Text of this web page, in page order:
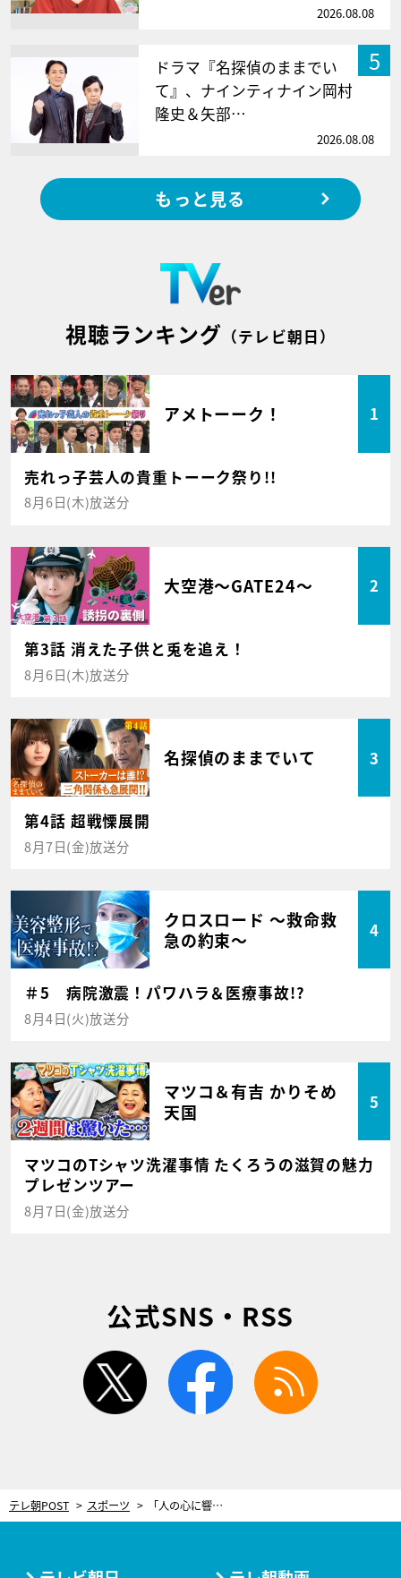
2026.08.08
5
ドラマ『名探偵のままでい
て』、ナインティナイン岡村
隆史＆矢部…
2026.08.08
もっと見る
視聴ランキング （テレビ朝日）
アメトーーク！ 1
売れっ子芸人の貴重トーーク祭り!!
8月6日(木)放送分
大空港～GATE24～ 2
第3話 消えた子供と兎を追え！
8月6日(木)放送分
名探偵のままでいて 3
第4話 超戦慄展開
8月7日(金)放送分
クロスロード ～救命救
急の約束～
4
＃5 病院激震！パワハラ＆医療事故!?
8月4日(火)放送分
マツコ＆有吉 かりそめ
天国
5
マツコのTシャツ洗濯事情 たくろうの滋賀の魅力
プレゼンツアー
8月7日(金)放送分
公式SNS・RSS
twitter facebook
テレ朝POST スポーツ 「人の心に響くプロレス」を追い続け…死の淵から蘇ったレスラー・高橋ヒロム復活までの道のり